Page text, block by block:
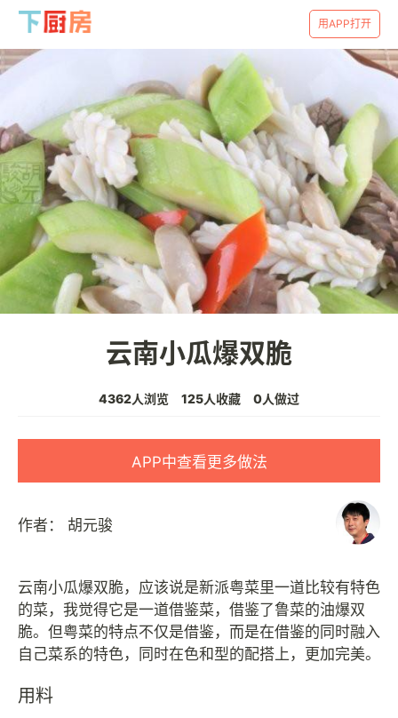
用APP打开
云南小瓜爆双脆
4362人浏览 125人收藏 0人做过
APP中查看更多做法
作者： 胡元骏
云南小瓜爆双脆，应该说是新派粤菜里一道比较有特色
的菜，我觉得它是一道借鉴菜，借鉴了鲁菜的油爆双
脆。但粤菜的特点不仅是借鉴，而是在借鉴的同时融入
用料